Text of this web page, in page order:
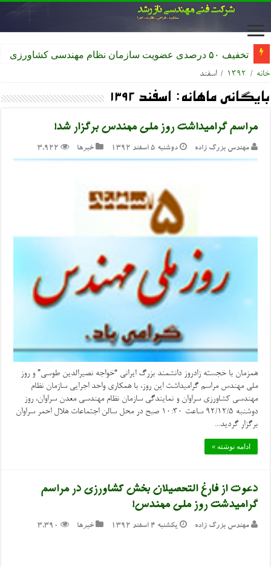
تخفیف ۵۰ درصدی عضویت سازمان نظام مهندسی کشاورزی
خانه / ۱۳۹۲ / اسفند
بایگانی ماهانه: اسفند ۱۳۹۲
مراسم گرامیداشت روز ملی مهندس برگزار شد!
مهندس بزرگ زاده دوشنبه ۵ اسفند ۱۳۹۲ خبرها 3,922
همزمان با خجسته زادروز دانشمند بزرگ ایرانی “خواجه نصیرالدین طوسی” و روز
ملی مهندس مراسم گرامیداشت این روز، با همکاری واحد اجرایی سازمان نظام
مهندسی کشاورزی سراوان و نمایندگی سازمان نظام مهندسی معدن سراوان، روز
دوشنبه ۹۲/۱۲/۵ ساعت 10:30 صبح در محل سالن اجتماعات هلال احمر سراوان
برگزار گردید...
ادامه نوشته »
دعوت از فارغ التحصیلان بخش کشاورزی در مراسم
گرامیدشت روز ملی مهندس!
مهندس بزرگ زاده یکشنبه ۴ اسفند ۱۳۹۲ خبرها 3,390